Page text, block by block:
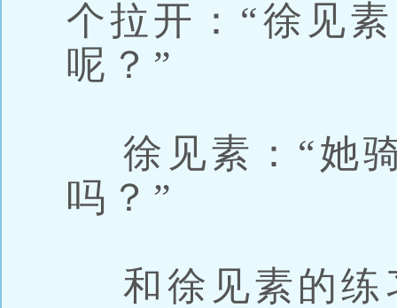
个拉开：“徐见
呢？”
徐见素：“她
吗？”
和徐见素的练